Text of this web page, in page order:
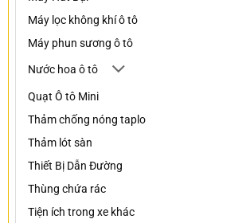
Máy lọc không khí ô tô
Máy phun sương ô tô
Nước hoa ô tô
Quạt Ô tô Mini
Thảm chống nóng taplo
Thảm lót sàn
Thiết Bị Dẫn Đường
Thùng chứa rác
Tiện ích trong xe khác